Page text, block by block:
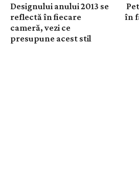
Designului anului 2013 se
reflectă în fiecare
cameră, vezi ce
presupune acest stil
în